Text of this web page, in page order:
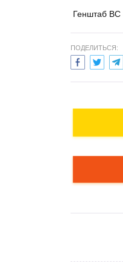
Генштаб ВС
ПОДЕЛИТЬСЯ: